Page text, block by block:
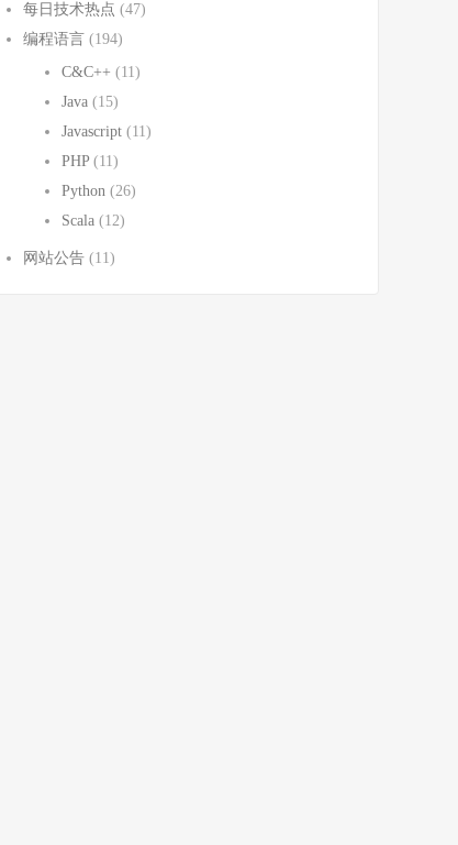
每日技术热点 (47)
编程语言 (194)
C&C++ (11)
Java (15)
Javascript (11)
PHP (11)
Python (26)
Scala (12)
网站公告 (11)